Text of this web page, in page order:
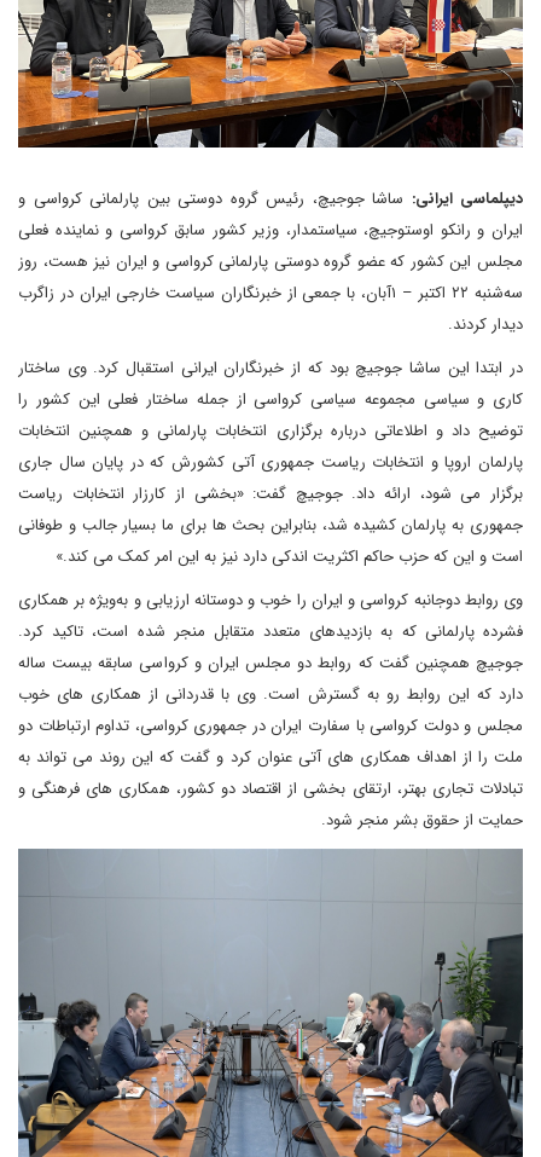
دیپلماسی ایرانی: ساشا جوجیچ، رئیس گروه دوستی بین پارلمانی کرواسی و
ایران و رانکو اوستوجیچ، سیاستمدار، وزیر کشور سابق کرواسی و نماینده فعلی
مجلس این کشور که عضو گروه دوستی پارلمانی کرواسی و ایران نیز هست، روز
سه‌شنبه ۲۲ اکتبر – ۱آبان، با جمعی از خبرنگاران سیاست خارجی ایران در زاگرب
دیدار کردند.
در ابتدا این ساشا جوجیچ بود که از خبرنگاران ایرانی استقبال کرد. وی ساختار
کاری و سیاسی مجموعه سیاسی کرواسی از جمله ساختار فعلی این کشور را
توضیح داد و اطلاعاتی درباره برگزاری انتخابات پارلمانی و همچنین انتخابات
پارلمان اروپا و انتخابات ریاست جمهوری آتی کشورش که در پایان سال جاری
برگزار می شود، ارائه داد. جوجیچ گفت: «بخشی از کارزار انتخابات ریاست
جمهوری به پارلمان کشیده شد، بنابراین بحث ها برای ما بسیار جالب و طوفانی
است و این که حزب حاکم اکثریت اندکی دارد نیز به این امر کمک می کند.»
وی روابط دوجانبه کرواسی و ایران را خوب و دوستانه ارزیابی و به‌ویژه بر همکاری
فشرده پارلمانی که به بازدیدهای متعدد متقابل منجر شده است، تاکید کرد.
جوجیچ همچنین گفت که روابط دو مجلس ایران و کرواسی سابقه بیست ساله
دارد که این روابط رو به گسترش است. وی با قدردانی از همکاری های خوب
مجلس و دولت کرواسی با سفارت ایران در جمهوری کرواسی، تداوم ارتباطات دو
ملت را از اهداف همکاری های آتی عنوان کرد و گفت که این روند می تواند به
تبادلات تجاری بهتر، ارتقای بخشی از اقتصاد دو کشور، همکاری های فرهنگی و
حمایت از حقوق بشر منجر شود.